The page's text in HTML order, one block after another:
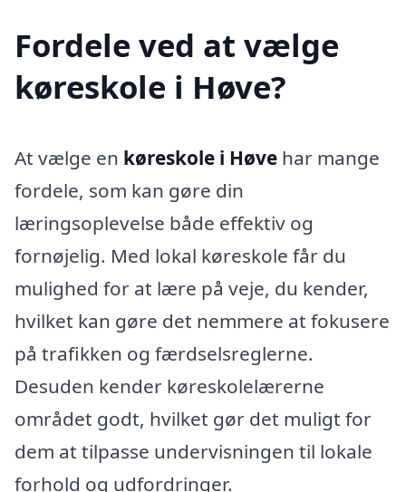
Fordele ved at vælge
køreskole i Høve?
At vælge en køreskole i Høve har mange
fordele, som kan gøre din
læringsoplevelse både effektiv og
fornøjelig. Med lokal køreskole får du
mulighed for at lære på veje, du kender,
hvilket kan gøre det nemmere at fokusere
på trafikken og færdselsreglerne.
Desuden kender køreskolelærerne
området godt, hvilket gør det muligt for
dem at tilpasse undervisningen til lokale
forhold og udfordringer.